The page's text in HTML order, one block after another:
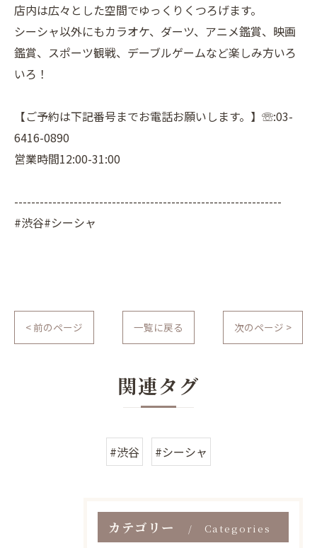
店内は広々とした空間でゆっくりくつろげます。
シーシャ以外にもカラオケ、ダーツ、アニメ鑑賞、映画
鑑賞、スポーツ観戦、デーブルゲームなど楽しみ方いろ
いろ！
【ご予約は下記番号までお電話お願いします。】☏:03-
6416-0890
営業時間12:00-31:00
---------------------------------------------------------------
#渋谷#シーシャ
< 前のページ 一覧に戻る 次のページ >
関連タグ
#渋谷 #シーシャ
カテゴリー Categories